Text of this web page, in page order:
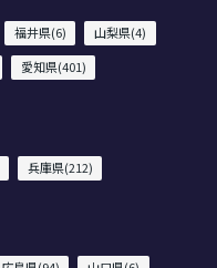
福井県(6)
山梨県(4)
愛知県(401)
兵庫県(212)